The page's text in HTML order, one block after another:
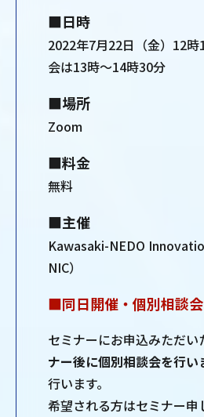
■日時
2022年7月22日（金）12
会は13時～14時30分
■場所
Zoom
■料金
無料
■主催
Kawasaki-NEDO
NIC）
■同日開催・個別相談会
セミナーにお申込みただい
ナー後に個別相談会を行い
行います。
希望される方はセミナー申